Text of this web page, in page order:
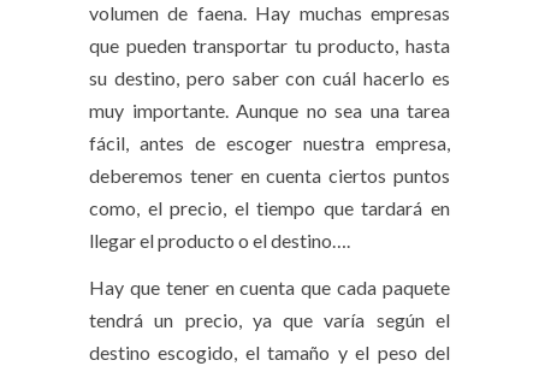
volumen de faena. Hay muchas empresas
que pueden transportar tu producto, hasta
su destino, pero saber con cuál hacerlo es
muy importante. Aunque no sea una tarea
fácil, antes de escoger nuestra empresa,
deberemos tener en cuenta ciertos puntos
como, el precio, el tiempo que tardará en
llegar el producto o el destino….
Hay que tener en cuenta que cada paquete
tendrá un precio, ya que varía según el
destino escogido, el tamaño y el peso del